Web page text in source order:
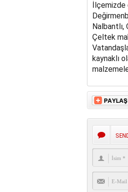
Nalbantlı,
Çeltek
kaynaklı